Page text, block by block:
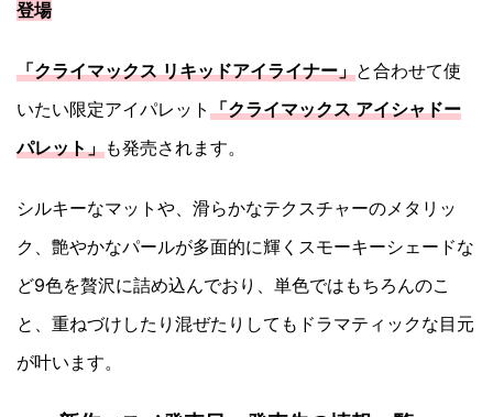
登場
「クライマックス リキッドアイライナー」と合わせて使
いたい限定アイパレット 「クライマックス アイシャドー
パレット」も発売されます。
シルキーなマットや、滑らかなテクスチャーのメタリッ
ク、艶やかなパールが多面的に輝くスモーキーシェードな
ど9色を贅沢に詰め込んでおり、単色ではもちろんのこ
と、重ねづけしたり混ぜたりしてもドラマティックな目元
が叶います。